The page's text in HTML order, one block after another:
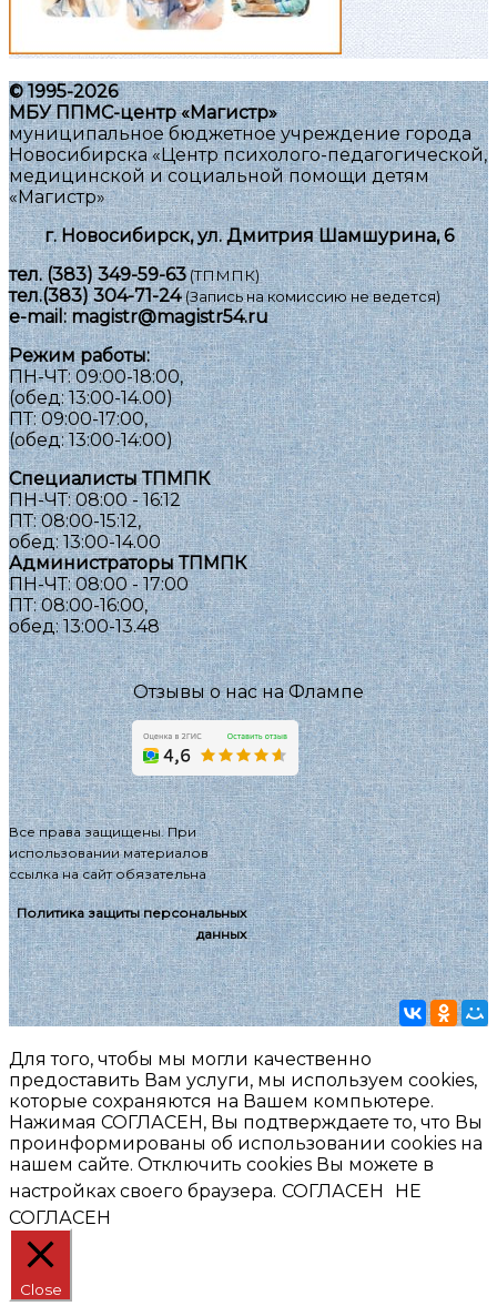
© 1995-2026
МБУ ППМС-центр «Магистр»
муниципальное бюджетное учреждение города
Новосибирска «Центр психолого-педагогической,
медицинской и социальной помощи детям
«Магистр»
г. Новосибирск, ул. Дмитрия Шамшурина, 6
тел.(383) 349-59-63(ТПМПК)
тел.(383) 304-71-24(Запись на комиссию не ведется)
e-mail:magistr@magistr54.ru
Режим работы:
ПН-ЧТ: 09:00-18:00,
(обед: 13:00-14.00)
ПТ: 09:00-17:00,
(обед: 13:00-14:00)
Специалисты ТПМПК
ПН-ЧТ: 08:00 - 16:12
ПТ: 08:00-15:12,
обед: 13:00-14.00
Администраторы ТПМПК
ПН-ЧТ: 08:00 - 17:00
ПТ: 08:00-16:00,
обед: 13:00-13.48
Отзывы о нас на Флампе
Все права защищены. При
использовании материалов
ссылка на сайт обязательна
Политика защиты персональных
данных
Для того, чтобы мы могли качественно
предоставить Вам услуги, мы используем cookies,
которые сохраняются на Вашем компьютере.
Нажимая СОГЛАСЕН, Вы подтверждаете то, что Вы
проинформированы об использовании cookies на
нашем сайте. Отключить cookies Вы можете в
настройках своего браузера. СОГЛАСЕН
НЕ
СОГЛАСЕН
Close